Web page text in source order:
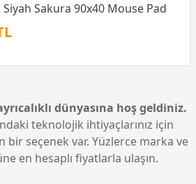
Sakura 90x40 Mouse Pad
dünyasına hoş geldiniz.
teknolojik ihtiyaçlarınız için
bir seçenek var. Yüzlerce marka ve
en hesaplı fiyatlarla ulaşın.